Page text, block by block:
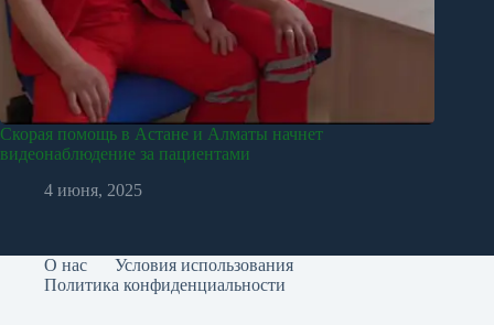
Скорая помощь в Астане и Алматы начнет
видеонаблюдение за пациентами
4 июня, 2025
О нас
Условия использования
Политика конфиденциальности